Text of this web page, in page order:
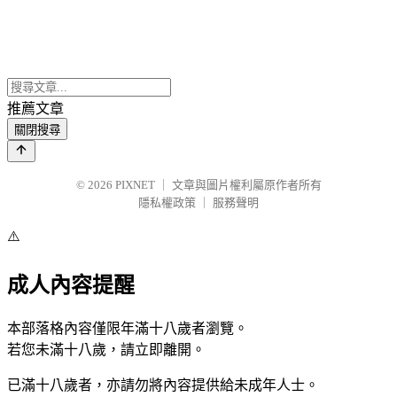
推薦文章
關閉搜尋
© 2026 PIXNET
文章與圖片權利屬原作者所有
隱私權政策
服務聲明
⚠️
成人內容提醒
本部落格內容僅限年滿十八歲者瀏覽。
若您未滿十八歲，請立即離開。
已滿十八歲者，亦請勿將內容提供給未成年人士。